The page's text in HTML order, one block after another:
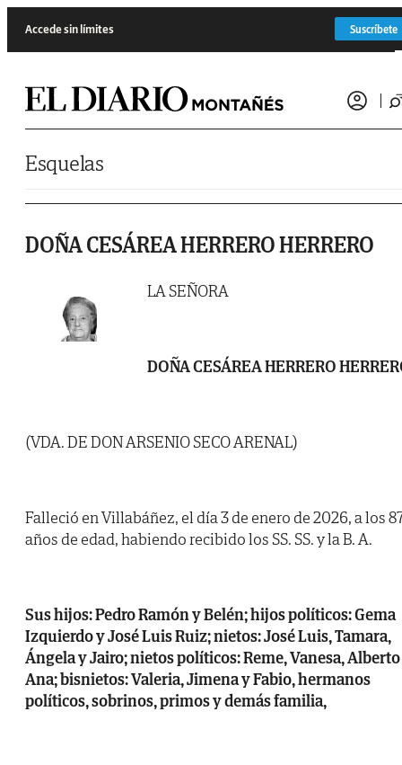
Accede sin límites Suscríbete
Esquelas
DOÑA CESÁREA HERRERO HERRERO
LA SEÑORA
DOÑA CESÁREA HERRERO
(VDA. DE DON ARSENIO SECO ARENAL)
Falleció en Villabáñez, el día 3 de enero de 2026, a los
años de edad, habiendo recibido los SS. SS. y la B. A.
Sus hijos: Pedro Ramón y Belén; hijos políticos: Gema
Izquierdo y José Luis Ruiz; nietos: José Luis, Tamara,
Ángela y Jairo; nietos políticos: Reme, Vanesa,
Ana; bisnietos: Valeria, Jimena y Fabio, hermanos
políticos, sobrinos, primos y demás familia,